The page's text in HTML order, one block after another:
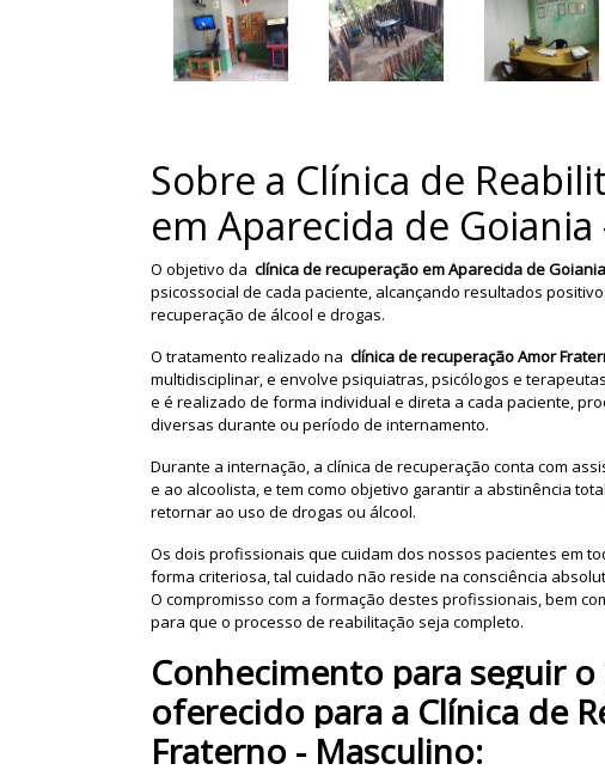
Sobre a Clínica de
em Aparecida de
O objetivo da clínica de recuperação em Aparecida de
psicossocial de cada paciente, alcançando resultados
recuperação de álcool e drogas.
O tratamento realizado na clínica de recuperação Amor
multidisciplinar, e envolve psiquiatras, psicólogos e
e é realizado de forma individual e direta a cada paciente,
diversas durante ou período de internamento.
Durante a internação, a clínica de recuperação conta com
e ao alcoolista, e tem como objetivo garantir a abstinência
retornar ao uso de drogas ou álcool.
Os dois profissionais que cuidam dos nossos pacientes em
forma criteriosa, tal cuidado não reside na consciência
O compromisso com a formação destes profissionais, bem
para que o processo de reabilitação seja completo.
Conhecimento para seguir
oferecido para a Clínica de
Fraterno - Masculino: